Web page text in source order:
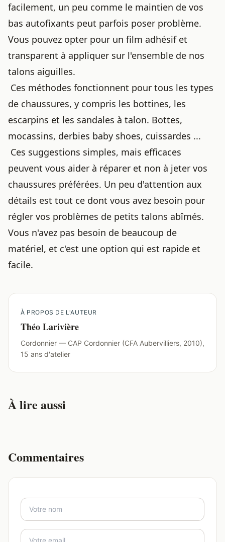
facilement, un peu comme le maintien de vos
bas autofixants peut parfois poser problème.
Vous pouvez opter pour un film adhésif et
transparent à appliquer sur l'ensemble de nos
talons aiguilles.
Ces méthodes fonctionnent pour tous les types
de chaussures, y compris les bottines, les
escarpins et les sandales à talon. Bottes,
mocassins, derbies baby shoes, cuissardes ...
Ces suggestions simples, mais efficaces
peuvent vous aider à réparer et non à jeter vos
chaussures préférées. Un peu d'attention aux
détails est tout ce dont vous avez besoin pour
régler vos problèmes de petits talons abîmés.
Vous n'avez pas besoin de beaucoup de
matériel, et c'est une option qui est rapide et
facile.
À PROPOS DE L'AUTEUR
Théo Larivière
Cordonnier — CAP Cordonnier (CFA Aubervilliers, 2010),
15 ans d'atelier
À lire aussi
Commentaires